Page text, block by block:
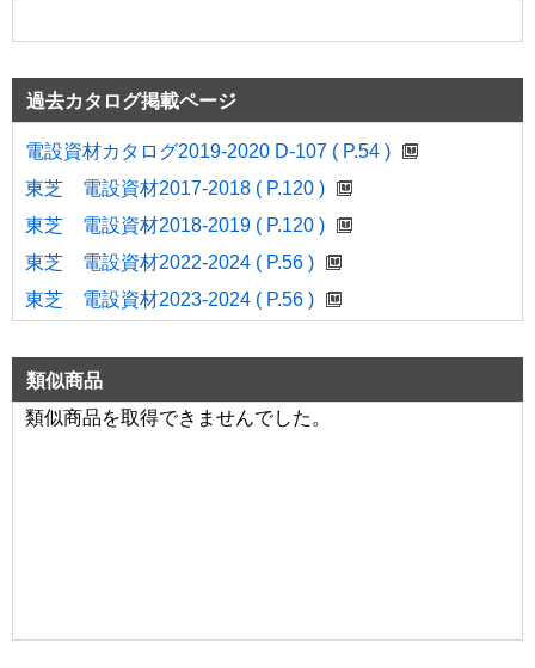
過去カタログ掲載ページ
電設資材カタログ2019-2020 D-107 ( P.54 )
東芝 電設資材2017-2018 ( P.120 )
東芝 電設資材2018-2019 ( P.120 )
東芝 電設資材2022-2024 ( P.56 )
東芝 電設資材2023-2024 ( P.56 )
類似商品
類似商品を取得できませんでした。